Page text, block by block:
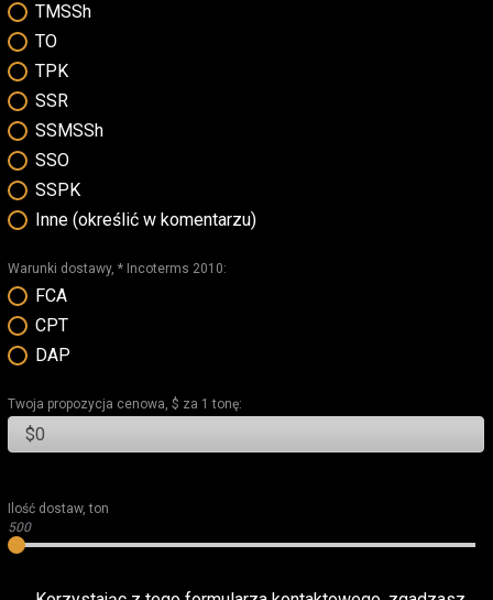
TMSSh
TO
TPK
SSR
SSMSSh
SSO
SSPK
Inne (określić w komentarzu)
Warunki dostawy, * Incoterms 2010:
FCA
CPT
DAP
Twoja propozycja cenowa, $ za 1 tonę:
Ilość dostaw, ton
500